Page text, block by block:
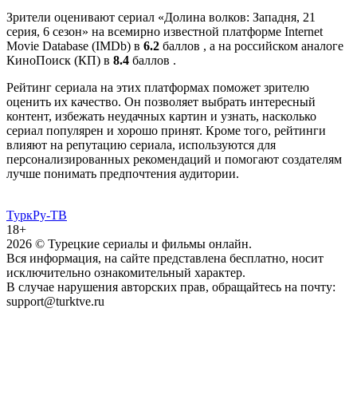
Зрители оценивают сериал «Долина волков: Западня, 21
серия, 6 сезон» на всемирно известной платформе Internet
Movie Database (IMDb) в 6.2 баллов , а на российском аналоге
КиноПоиск (КП) в 8.4 баллов .
Рейтинг сериала на этих платформах поможет зрителю
оценить их качество. Он позволяет выбрать интересный
контент, избежать неудачных картин и узнать, насколько
сериал популярен и хорошо принят. Кроме того, рейтинги
влияют на репутацию сериала, используются для
персонализированных рекомендаций и помогают создателям
лучше понимать предпочтения аудитории.
ТуркРу-ТВ
18+
2026 © Турецкие сериалы и фильмы онлайн.
Вся информация, на сайте представлена бесплатно, носит
исключительно ознакомительный характер.
В случае нарушения авторских прав, обращайтесь на почту:
support@turktve.ru